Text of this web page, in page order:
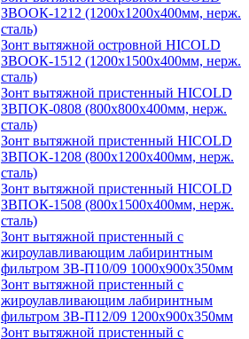
ЗВООК-1212 (1200x1200x400мм, нерж.
сталь)
Зонт вытяжной островной HICOLD
ЗВООК-1512 (1200х1500х400мм, нерж.
сталь)
Зонт вытяжной пристенный HICOLD
ЗВПОК-0808 (800х800х400мм, нерж.
сталь)
Зонт вытяжной пристенный HICOLD
ЗВПОК-1208 (800х1200х400мм, нерж.
сталь)
Зонт вытяжной пристенный HICOLD
ЗВПОК-1508 (800х1500х400мм, нерж.
сталь)
Зонт вытяжной пристенный с
жироулавливающим лабиринтным
фильтром ЗВ-П10/09 1000х900х350мм
Зонт вытяжной пристенный с
жироулавливающим лабиринтным
фильтром ЗВ-П12/09 1200х900х350мм
Зонт вытяжной пристенный с